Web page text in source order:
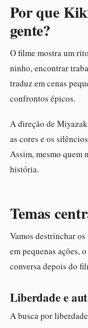
Por que
gente?
O filme mostra um
ninho, encontrar
traduz em cenas
confrontos épicos.
A direção de
as cores e os
Assim, mesmo quem
história.
Temas
Vamos destrinchar
em pequenas ações,
conversa depois do
Liberdade e
A busca por